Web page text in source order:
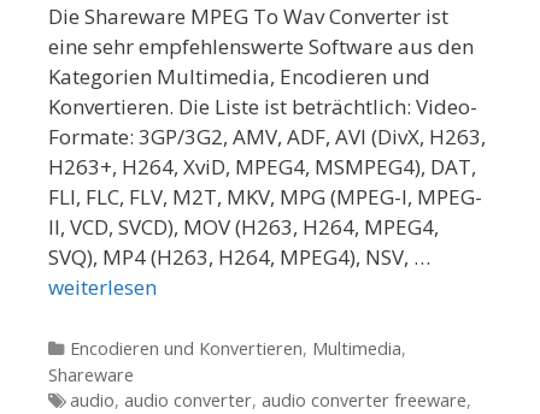
Die Shareware MPEG To Wav Converter ist
eine sehr empfehlenswerte Software aus den
Kategorien Multimedia, Encodieren und
Konvertieren. Die Liste ist beträchtlich: Video-
Formate: 3GP/3G2, AMV, ADF, AVI (DivX, H263,
H263+, H264, XviD, MPEG4, MSMPEG4), DAT,
FLI, FLC, FLV, M2T, MKV, MPG (MPEG-I, MPEG-
II, VCD, SVCD), MOV (H263, H264, MPEG4,
SVQ), MP4 (H263, H264, MPEG4), NSV, …
weiterlesen
Kategorien
Encodieren und Konvertieren, Multimedia,
Shareware
Tags
audio, audio converter, audio converter freeware,